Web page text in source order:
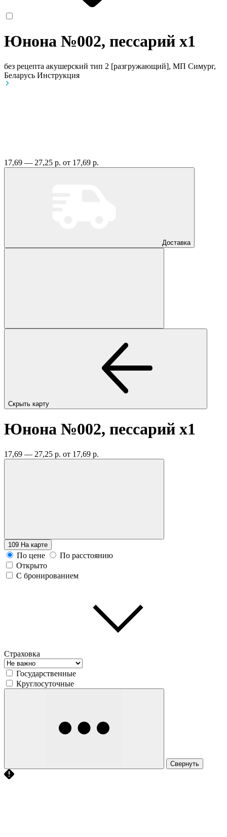
Юнона №002, пессарий x1
без рецепта акушерский тип 2 [разгружающий], МП Симург,
Беларусь Инструкция
17,69 — 27,25 р. от 17,69 р.
Доставка
Скрыть карту
Юнона №002, пессарий x1
17,69 — 27,25 р. от 17,69 р.
109 На карте
По цене
По расстоянию
Открыто
С бронированием
Страховка
Государственные
Круглосуточные
Свернуть